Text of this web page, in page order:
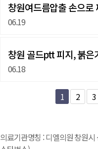
창원여드름압출 손으로
06.19
창원 골드ptt 피지, 붉
06.18
1 2 3
의료기관명칭 : 디엘의원 창원